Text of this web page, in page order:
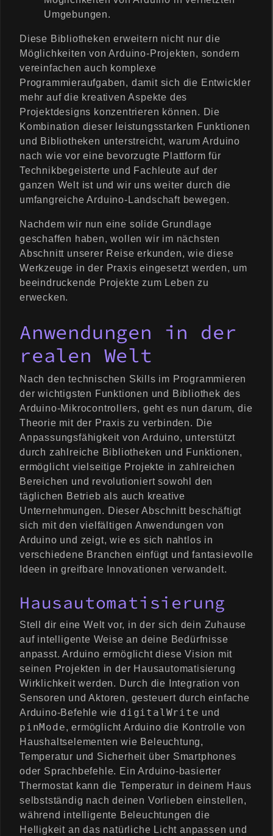
Umgebungen.
Diese Bibliotheken erweitern nicht nur die
Möglichkeiten von Arduino-Projekten, sondern
vereinfachen auch komplexe
Programmieraufgaben, damit sich die Entwickler
mehr auf die kreativen Aspekte des
Projektdesigns konzentrieren können. Die
Kombination dieser leistungsstarken Funktionen
und Bibliotheken unterstreicht, warum Arduino
nach wie vor eine bevorzugte Plattform für
Technikbegeisterte und Fachleute auf der
ganzen Welt ist und wir uns weiter durch die
umfangreiche Arduino-Landschaft bewegen.
Nachdem wir nun eine solide Grundlage
geschaffen haben, wollen wir im nächsten
Abschnitt unserer Reise erkunden, wie diese
Werkzeuge in der Praxis eingesetzt werden, um
beeindruckende Projekte zum Leben zu
erwecken.
Anwendungen in der
realen Welt
Nach den technischen Skills im Programmieren
der wichtigsten Funktionen und Bibliothek des
Arduino-Mikrocontrollers, geht es nun darum, die
Theorie mit der Praxis zu verbinden. Die
Anpassungsfähigkeit von Arduino, unterstützt
durch zahlreiche Bibliotheken und Funktionen,
ermöglicht vielseitige Projekte in zahlreichen
Bereichen und revolutioniert sowohl den
täglichen Betrieb als auch kreative
Unternehmungen. Dieser Abschnitt beschäftigt
sich mit den vielfältigen Anwendungen von
Arduino und zeigt, wie es sich nahtlos in
verschiedene Branchen einfügt und fantasievolle
Ideen in greifbare Innovationen verwandelt.
Hausautomatisierung
Stell dir eine Welt vor, in der sich dein Zuhause
auf intelligente Weise an deine Bedürfnisse
anpasst. Arduino ermöglicht diese Vision mit
seinen Projekten in der Hausautomatisierung
Wirklichkeit werden. Durch die Integration von
Sensoren und Aktoren, gesteuert durch einfache
Arduino-Befehle wie digitalWrite und
pinMode, ermöglicht Arduino die Kontrolle von
Haushaltselementen wie Beleuchtung,
Temperatur und Sicherheit über Smartphones
oder Sprachbefehle. Ein Arduino-basierter
Thermostat kann die Temperatur in deinem Haus
selbstständig nach deinen Vorlieben einstellen,
während intelligente Beleuchtungen die
Helligkeit an das natürliche Licht anpassen und